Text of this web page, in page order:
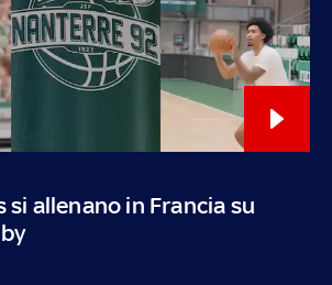
si allenano in Francia su